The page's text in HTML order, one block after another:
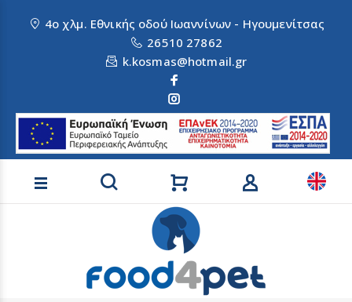
4ο χλμ. Εθνικής οδού Ιωαννίνων - Ηγουμενίτσας
26510 27862
k.kosmas@hotmail.gr
Αναζήτηση προϊόντων